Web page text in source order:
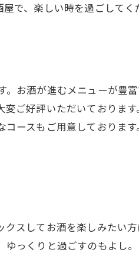
で、楽しい時を過ごしてく
お酒が進むメニューが豊
ご好評いただいておりま
ースもご用意しておりま
スしてお酒を楽しみたい
っくりと過ごすのもよし